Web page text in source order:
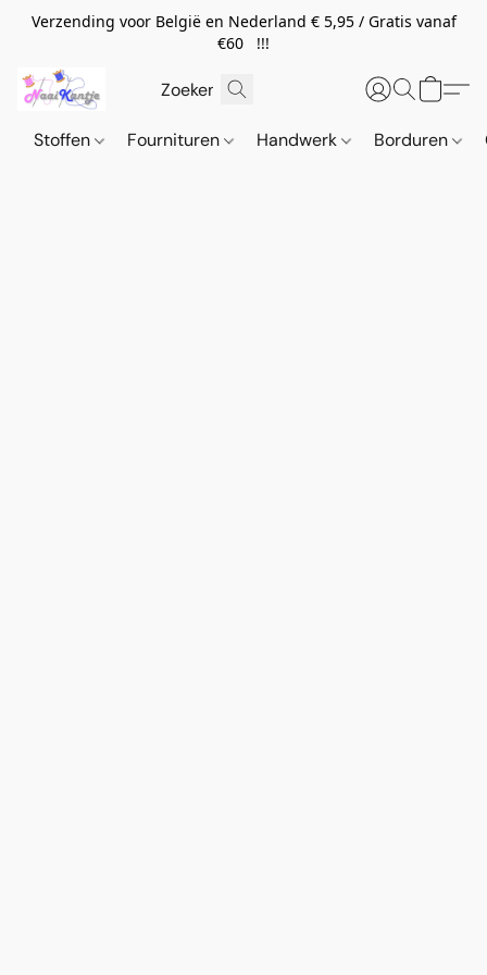
Verzending voor België en Nederland € 5,95 / Gratis vanaf
€60 !!!
Stoffen Fournituren Handwerk Borduren